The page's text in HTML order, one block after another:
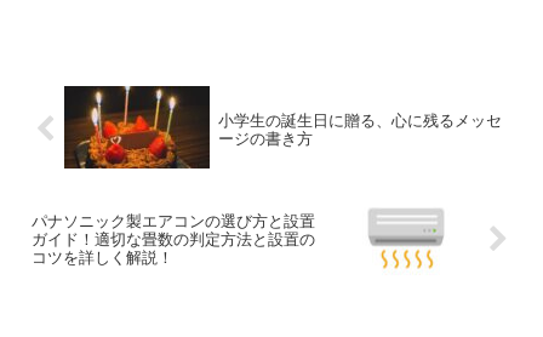
小学生の誕生日に贈る、心に残るメッセ
ージの書き方
パナソニック製エアコンの選び方と設置
ガイド！適切な畳数の判定方法と設置の
コツを詳しく解説！